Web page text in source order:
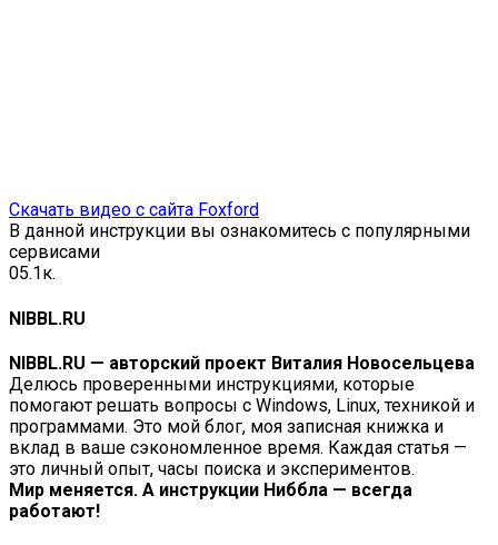
Скачать видео с сайта Foxford
В данной инструкции вы ознакомитесь с популярными
сервисами
05.1к.
NIBBL.RU
NIBBL.RU — авторский проект Виталия Новосельцева
Делюсь проверенными инструкциями, которые
помогают решать вопросы с Windows, Linux, техникой и
программами. Это мой блог, моя записная книжка и
вклад в ваше сэкономленное время. Каждая статья —
это личный опыт, часы поиска и экспериментов.
Мир меняется. А инструкции Ниббла — всегда
работают!